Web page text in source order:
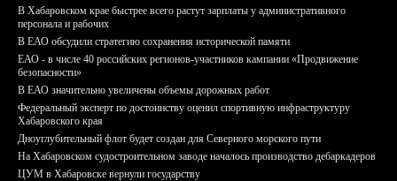
В Хабаровском крае быстрее всего растут зарплаты у административного
персонала и рабочих
В ЕАО обсудили стратегию сохранения исторической памяти
ЕАО - в числе 40 российских регионов-участников кампании «Продвижение
безопасности»
В ЕАО значительно увеличены объемы дорожных работ
Федеральный эксперт по достоинству оценил спортивную инфраструктуру
Хабаровского края
Дноуглубительный флот будет создан для Северного морского пути
На Хабаровском судостроительном заводе началось производство дебаркадеров
ЦУМ в Хабаровске вернули государству